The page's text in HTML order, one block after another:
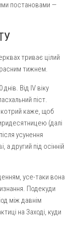
постановами —
триває цілий
тижнем.
Від IV віку
піст.
каже, щоб
(далі
усунення
другий під осінній
усе-таки вона
Поде­куди
між давнім
на Заході, куди